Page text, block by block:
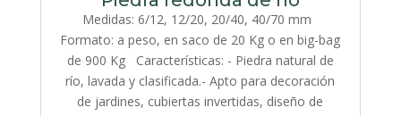
Medidas: 6/12, 12/20, 20/40, 40/70 mm
Formato: a peso, en saco de 20 Kg o en big-bag
de 900 Kg Características: - Piedra natural de
río, lavada y clasificada.- Apto para decoración
de jardines, cubiertas invertidas, diseño de